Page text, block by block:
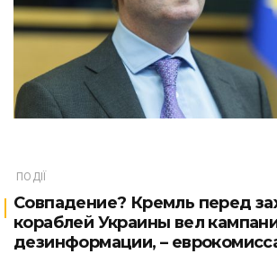
ПОДІЇ
Совпадение? Кремль перед
кораблей Украины вел
дезинформации, –